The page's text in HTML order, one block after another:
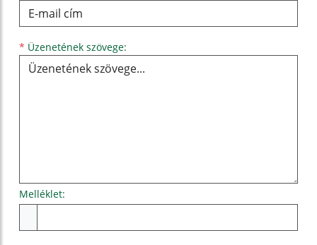
* Üzenetének szövege:
Melléklet: